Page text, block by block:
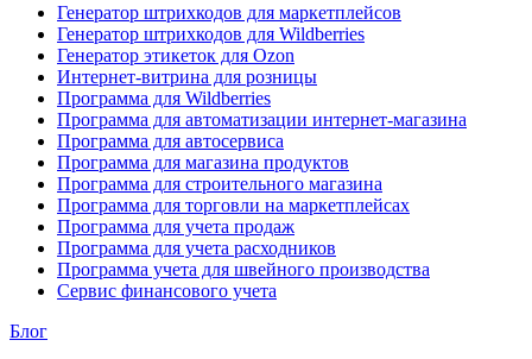
Генератор штрихкодов для маркетплейсов
Генератор штрихкодов для Wildberries
Генератор этикеток для Ozon
Интернет-витрина для розницы
Программа для Wildberries
Программа для автоматизации интернет-магазина
Программа для автосервиса
Программа для магазина продуктов
Программа для строительного магазина
Программа для торговли на маркетплейсах
Программа для учета продаж
Программа для учета расходников
Программа учета для швейного производства
Сервис финансового учета
Блог